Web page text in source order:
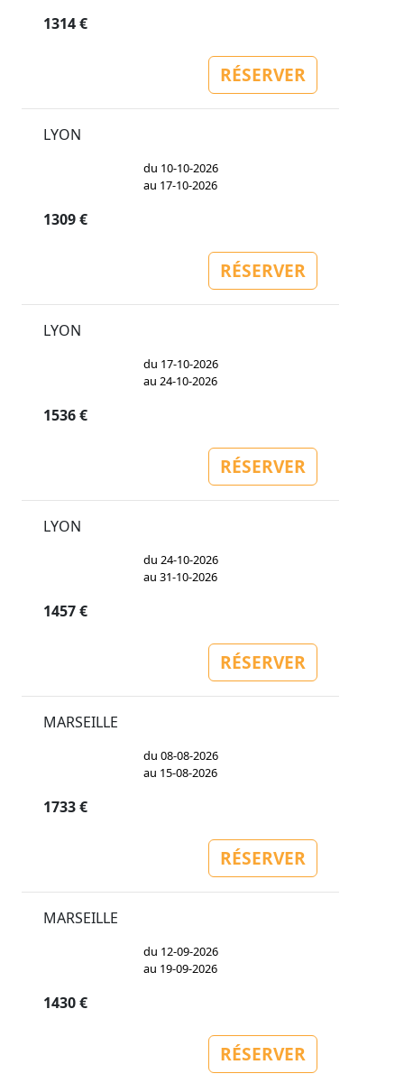
1314 €
RÉSERVER
LYON
du 10-10-2026
au 17-10-2026
1309 €
RÉSERVER
LYON
du 17-10-2026
au 24-10-2026
1536 €
RÉSERVER
LYON
du 24-10-2026
au 31-10-2026
1457 €
RÉSERVER
MARSEILLE
du 08-08-2026
au 15-08-2026
1733 €
RÉSERVER
MARSEILLE
du 12-09-2026
au 19-09-2026
1430 €
RÉSERVER